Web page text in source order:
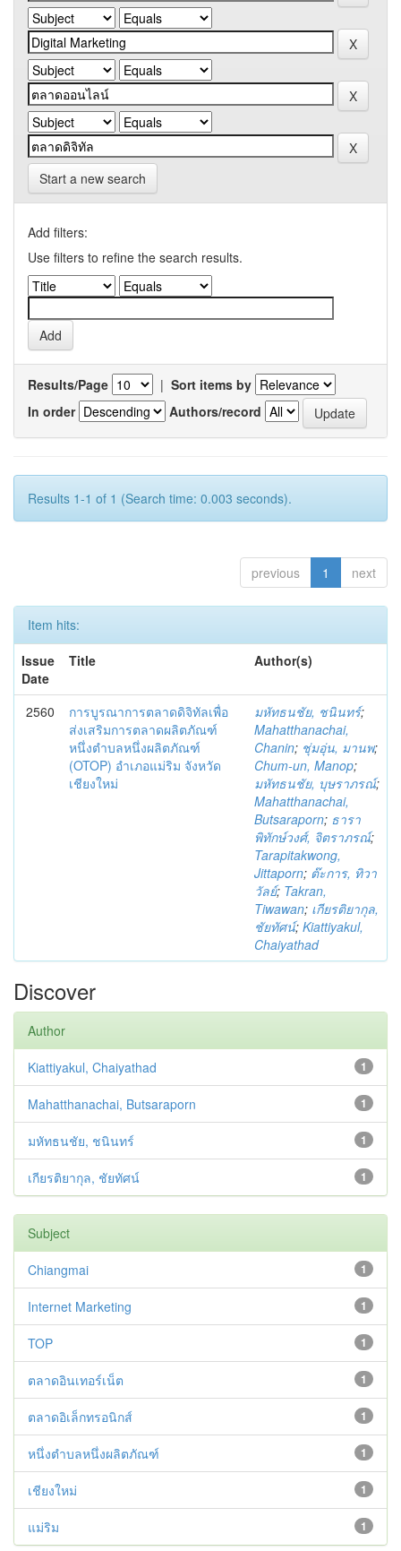
Start a new search
Add filters:
Use filters to refine the search results.
Results/Page | Sort items by
In order
Authors/record
Results 1-1 of 1 (Search time: 0.003 seconds).
previous 1 next
Item hits:
Issue
Date
Title Author(s)
2560
การบูรณาการตลาดดิจิทัลเพื่อ
ส่งเสริมการตลาดผลิตภัณฑ์
หนึ่งตำบลหนึ่งผลิตภัณฑ์
(OTOP) อำเภอแม่ริม จังหวัด
เชียงใหม่
มหัทธนชัย, ชนินทร์;
Mahatthanachai,
Chanin; ชุ่มอุ่น, มานพ;
Chum-un, Manop;
มหัทธนชัย, บุษราภรณ์;
Mahatthanachai,
Butsaraporn; ธารา
พิทักษ์วงศ์, จิตราภรณ์;
Tarapitakwong,
Jittaporn; ต๊ะการ, ทิวา
วัลย์; Takran,
Tiwawan; เกียรติยากุล,
ชัยทัศน์; Kiattiyakul,
Chaiyathad
Discover
Author
1
Kiattiyakul, Chaiyathad
1
Mahatthanachai, Butsaraporn
1
มหัทธนชัย, ชนินทร์
1
เกียรติยากุล, ชัยทัศน์
Subject
1
Chiangmai
1
Internet Marketing
1
TOP
1
ตลาดอินเทอร์เน็ต
1
ตลาดอิเล็กทรอนิกส์
1
หนึ่งตำบลหนึ่งผลิตภัณฑ์
1
เชียงใหม่
1
แม่ริม